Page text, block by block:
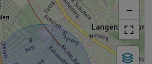
−